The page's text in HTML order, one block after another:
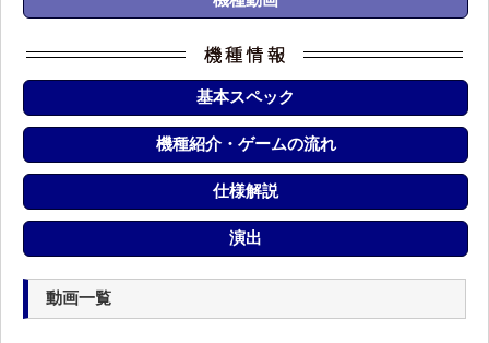
基本スペック
機種紹介・ゲームの流れ
仕様解説
演出
動画一覧